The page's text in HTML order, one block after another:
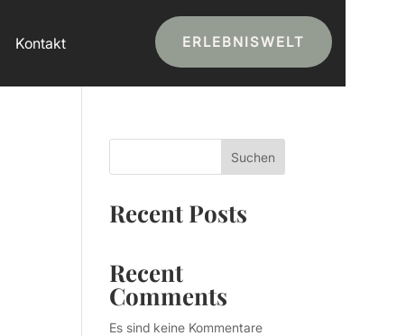
Kontakt ERLEBNISWELT
Suchen
Recent Posts
Recent
Comments
Es sind keine Kommentare